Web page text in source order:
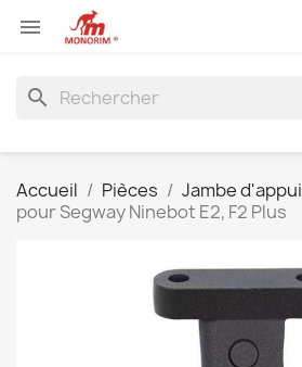

search
Accueil Pièces Jambe d'appui
pour Segway Ninebot E2, F2 Plus